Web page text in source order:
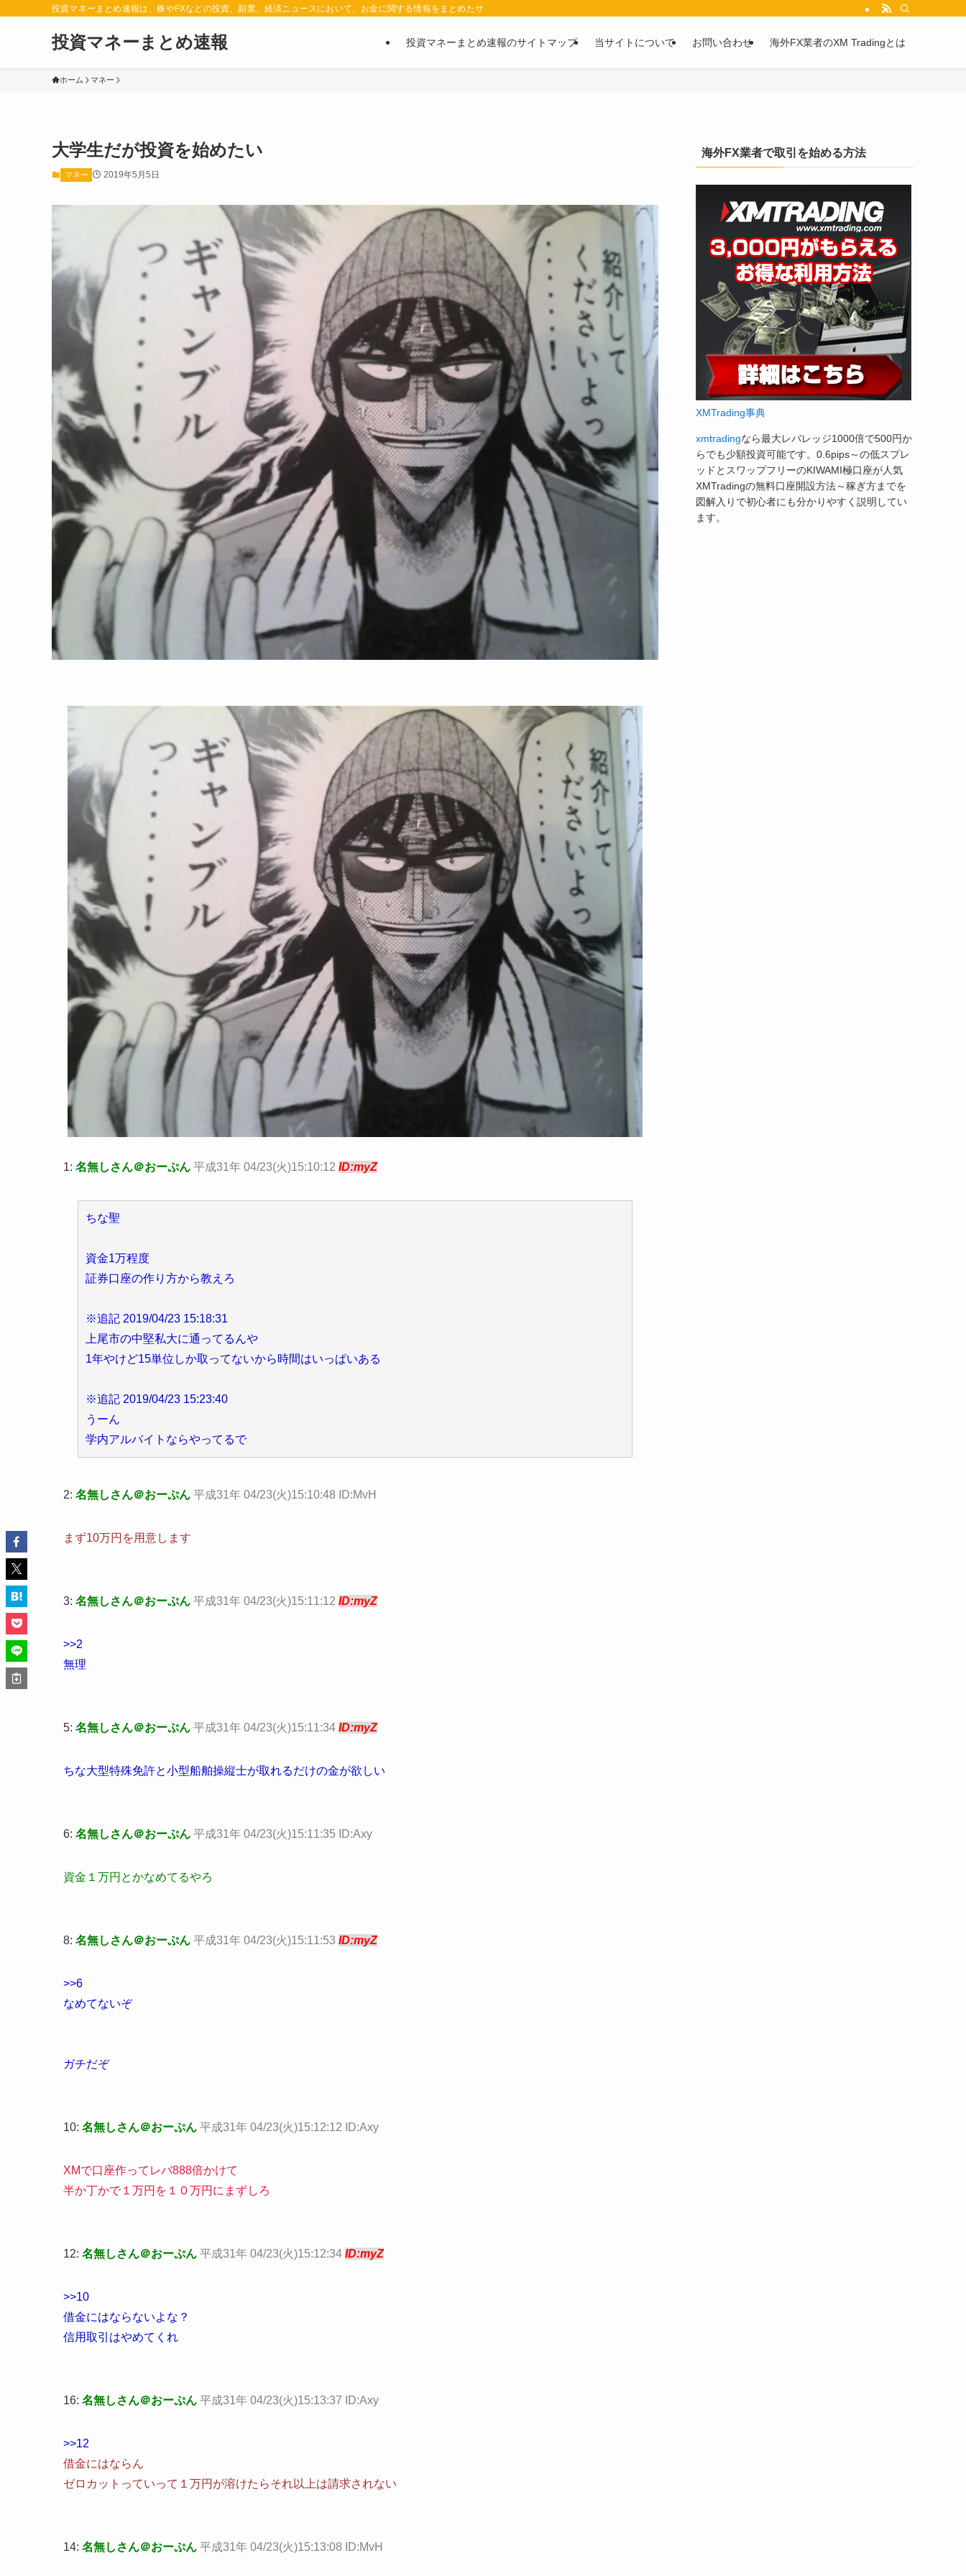
投資マネーまとめ速報は、株やFXなどの投資、副業、経済ニュースにおいて、お金に関する情報をまとめたサイトです。お金に関する情報の口コミや評判を2chや5chからピックアップしています。
投資マネーまとめ速報 投資マネーまとめ速報のサイトマップ 当サイトについて お問い合わせ 海外FX業者のXM Tradingとは
ホーム マネー
大学生だが投資を始めたい
マネー 2019年5月5日
1: 名無しさん＠おーぷん 平成31年 04/23(火)15:10:12 ID:myZ
ちな聖
資金1万程度
証券口座の作り方から教えろ
※追記 2019/04/23 15:18:31
上尾市の中堅私大に通ってるんや
1年やけど15単位しか取ってないから時間はいっぱいある
※追記 2019/04/23 15:23:40
うーん
学内アルバイトならやってるで
2: 名無しさん＠おーぷん 平成31年 04/23(火)15:10:48 ID:MvH
まず10万円を用意します
3: 名無しさん＠おーぷん 平成31年 04/23(火)15:11:12 ID:myZ
>>2
無理
5: 名無しさん＠おーぷん 平成31年 04/23(火)15:11:34 ID:myZ
ちな大型特殊免許と小型船舶操縦士が取れるだけの金が欲しい
6: 名無しさん＠おーぷん 平成31年 04/23(火)15:11:35 ID:Axy
資金１万円とかなめてるやろ
8: 名無しさん＠おーぷん 平成31年 04/23(火)15:11:53 ID:myZ
>>6
なめてないぞ
ガチだぞ
10: 名無しさん＠おーぷん 平成31年 04/23(火)15:12:12 ID:Axy
XMで口座作ってレバ888倍かけて
半か丁かで１万円を１０万円にまずしろ
12: 名無しさん＠おーぷん 平成31年 04/23(火)15:12:34 ID:myZ
>>10
借金にはならないよな？
信用取引はやめてくれ
16: 名無しさん＠おーぷん 平成31年 04/23(火)15:13:37 ID:Axy
>>12
借金にはならん
ゼロカットっていって１万円が溶けたらそれ以上は請求されない
14: 名無しさん＠おーぷん 平成31年 04/23(火)15:13:08 ID:MvH
海外FX業者で取引を始める方法
XMTrading事典
xmtradingなら最大レバレッジ1000倍で500円か
らでも少額投資可能です。0.6pips～の低スプレ
ッドとスワップフリーのKIWAMI極口座が人気
XMTradingの無料口座開設方法～稼ぎ方までを
図解入りで初心者にも分かりやすく説明してい
ます。